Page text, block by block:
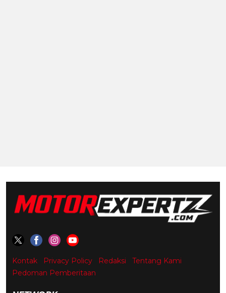
Kontak Privacy Policy Redaksi
Tentang Kami
Pedoman Pemberitaan